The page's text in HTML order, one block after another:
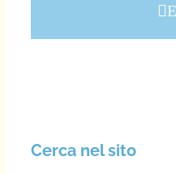
Cerca nel sito